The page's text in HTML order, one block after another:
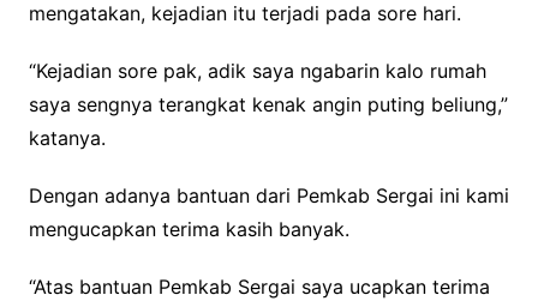
mengatakan, kejadian itu terjadi pada sore hari.
“Kejadian sore pak, adik saya ngabarin kalo rumah
saya sengnya terangkat kenak angin puting beliung,”
katanya.
Dengan adanya bantuan dari Pemkab Sergai ini kami
mengucapkan terima kasih banyak.
“Atas bantuan Pemkab Sergai saya ucapkan terima